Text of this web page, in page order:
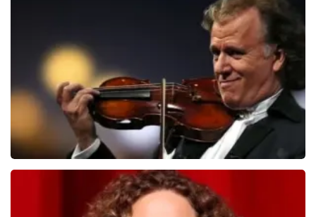
BESTEL NU
Andre Rieu
laatste 30 minuten